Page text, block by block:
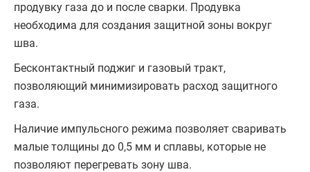
продувку газа до и после сварки. Продувка
необходима для создания защитной зоны вокруг
шва.
Бесконтактный поджиг и газовый тракт,
позволяющий минимизировать расход защитного
газа.
Наличие импульсного режима позволяет сваривать
малые толщины до 0,5 мм и сплавы, которые не
позволяют перегревать зону шва.